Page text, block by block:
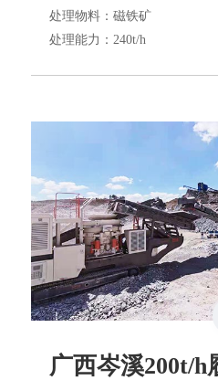
处理物料 ：磁铁矿
处理能力 ：240t/h